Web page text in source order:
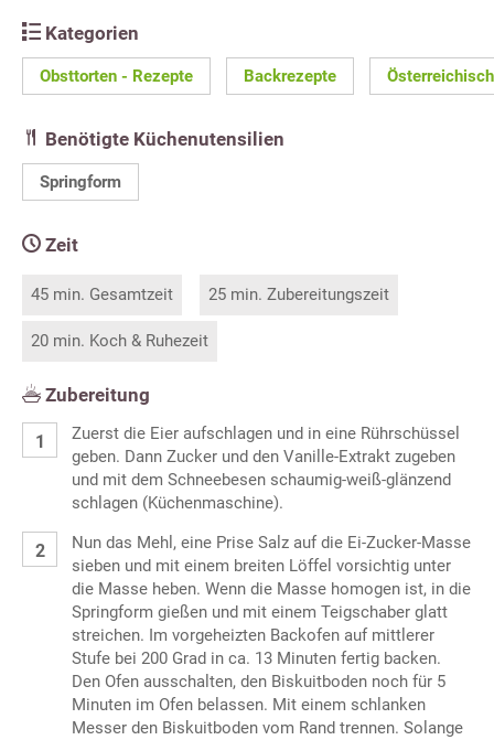
Kategorien
Obsttorten - Rezepte Backrezepte
Benötigte Küchenutensilien
Springform
Zeit
45 min. Gesamtzeit 25 min. Zubereitungszeit
20 min. Koch & Ruhezeit
Zubereitung
Zuerst die Eier aufschlagen und in eine Rührschüssel
geben. Dann Zucker und den Vanille-Extrakt zugeben
und mit dem Schneebesen schaumig-weiß-glänzend
schlagen (Küchenmaschine).
Nun das Mehl, eine Prise Salz auf die Ei-Zucker-Masse
sieben und mit einem breiten Löffel vorsichtig unter
die Masse heben. Wenn die Masse homogen ist, in die
Springform gießen und mit einem Teigschaber glatt
streichen. Im vorgeheizten Backofen auf mittlerer
Stufe bei 200 Grad in ca. 13 Minuten fertig backen.
Den Ofen ausschalten, den Biskuitboden noch für 5
Minuten im Ofen belassen. Mit einem schlanken
Messer den Biskuitboden vom Rand trennen. Solange